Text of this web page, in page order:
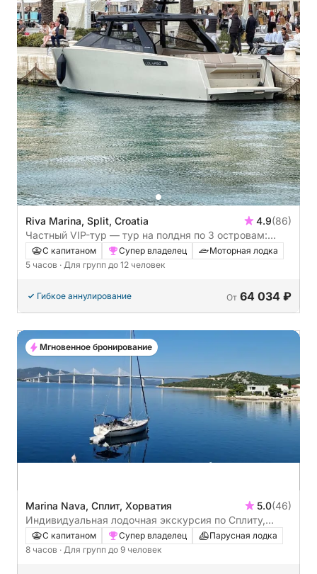
Riva Marina, Split, Croatia 4.9(86)
Частный VIP-тур — тур на полдня по 3 островам:
Голубые лагуны, затонувшие корабли и Трогир или
Маслиница
С капитаном Супер владелец
Моторная лодка
5 часов · Для групп до 12 человек
Гибкое аннулирование От 64 034 ₽
Marina Nava, Сплит, Хорватия 5.0(46)
Индивидуальная лодочная экскурсия по Сплиту,
Брачу и Шолте (8 часов)
С капитаном Супер владелец
Парусная лодка
8 часов · Для групп до 9 человек
Мгновенное бронирование